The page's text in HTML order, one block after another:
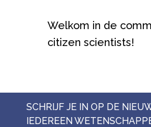
Welkom in de
citizen scientists!
SCHRIJF JE IN OP DE
IEDEREEN